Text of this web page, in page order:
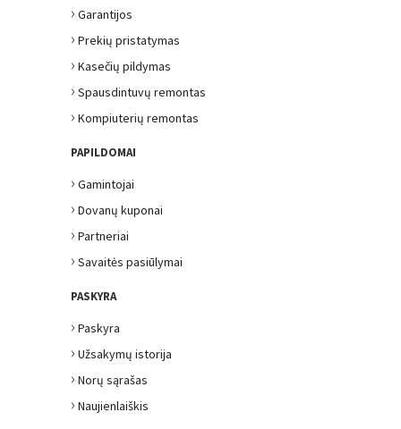
› Garantijos
› Prekių pristatymas
› Kasečių pildymas
› Spausdintuvų remontas
› Kompiuterių remontas
PAPILDOMAI
› Gamintojai
› Dovanų kuponai
› Partneriai
› Savaitės pasiūlymai
PASKYRA
› Paskyra
› Užsakymų istorija
› Norų sąrašas
› Naujienlaiškis